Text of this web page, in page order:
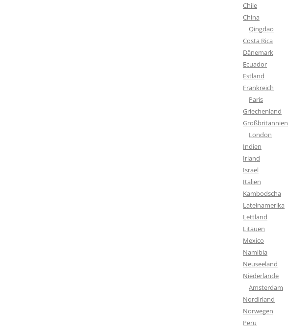
Chile
China
Qingdao
Costa Rica
Dänemark
Ecuador
Estland
Frankreich
Paris
Griechenland
Großbritannien
London
Indien
Irland
Israel
Italien
Kambodscha
Lateinamerika
Lettland
Litauen
Mexico
Namibia
Neuseeland
Niederlande
Amsterdam
Nordirland
Norwegen
Peru